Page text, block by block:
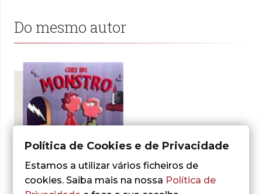
Do mesmo autor
- 30%
Política de Cookies e de Privacidade
Estamos a utilizar vários ficheiros de
cookies. Saiba mais na nossa Política de